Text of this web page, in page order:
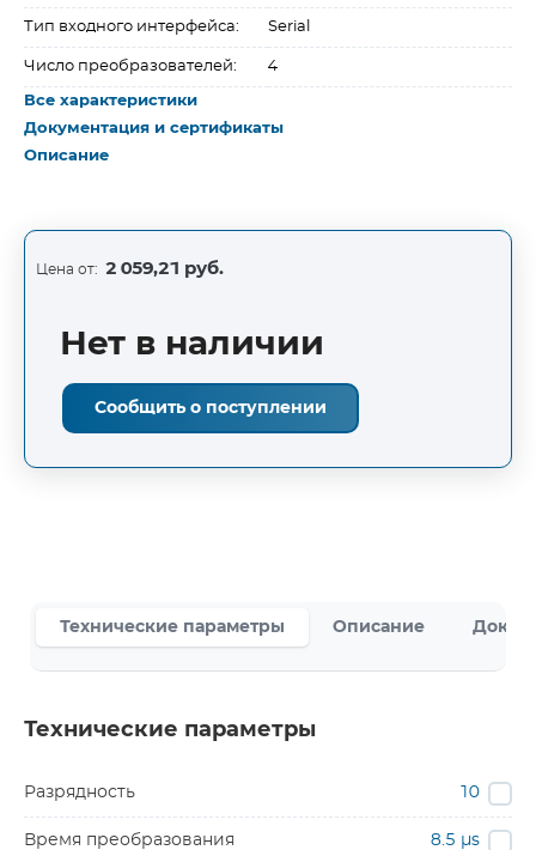
Тип входного интерфейса: Serial
Число преобразователей: 4
Все характеристики
Документация и сертификаты
Описание
Цена от: 2 059,21 руб.
Нет в наличии
Сообщить о поступлении
Технические параметры Описание
Технические параметры
Разрядность 10
Время преобразования 8.5 µs